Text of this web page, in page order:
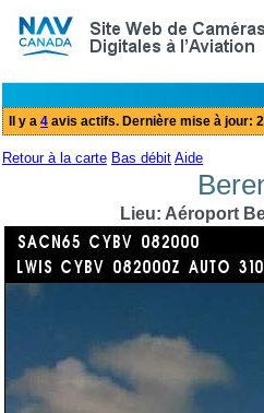
Retour à la carte Bas débit Aide
Lieu: Aéroport